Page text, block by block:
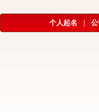
个人起名